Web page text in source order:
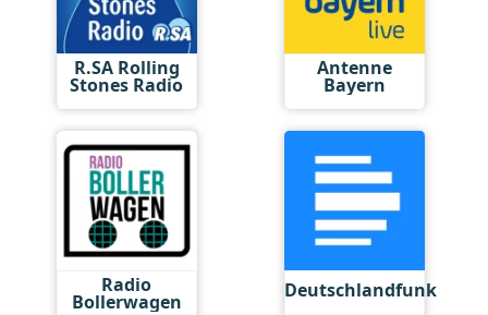
R.SA Rolling
Stones Radio
Antenne
Bayern
Radio
Bollerwagen Deutschlandfunk